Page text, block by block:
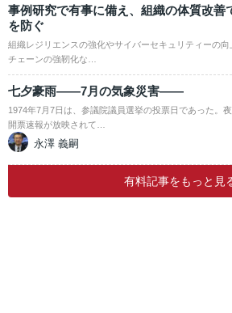
事例研究で有事に備え、組織の体質改善
を防ぐ
組織レジリエンスの強化やサイバーセキュリティーの向
チェーンの強靭化な…
七夕豪雨――7月の気象災害――
1974年7月7日は、参議院議員選挙の投票日であった。
開票速報が放映されて…
永澤 義嗣
有料記事をもっと見